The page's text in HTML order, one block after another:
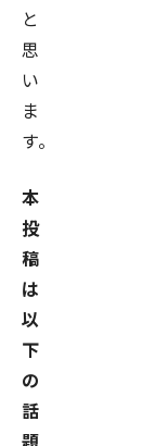
と
思
い
ま
す。
本
投
稿
は
以
下
の
話